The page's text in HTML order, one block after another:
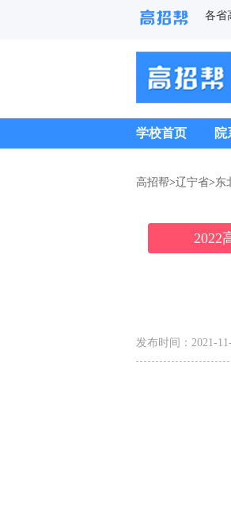
各省
学校首页 院
高招帮>辽宁省>东
2022
发布时间：2021-